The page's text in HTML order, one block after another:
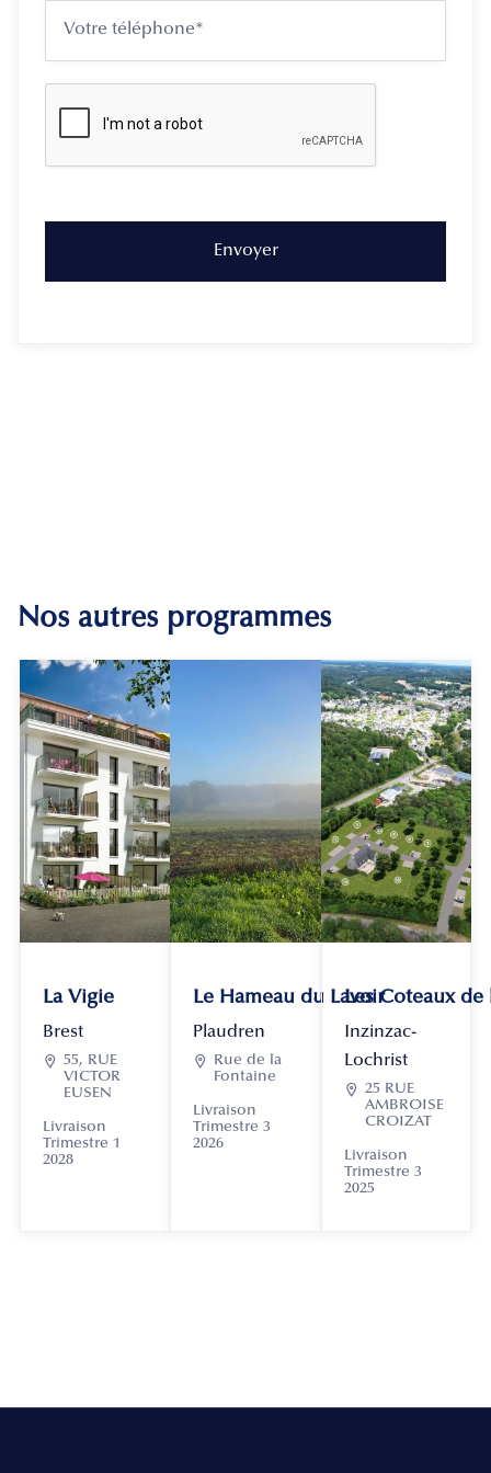
Nos autres programmes
La Vigie
Brest
 55, RUE
VICTOR
EUSEN
Livraison
Trimestre 1
2028
Le Hameau du Lavoir
Plaudren

Rue de la
Fontaine
Livraison
Trimestre 3
2026
Les Coteaux
Inzinzac-
Lochrist
 25 RUE
AMBROISE
CROIZAT
Livraison
Trimestre 3
2025